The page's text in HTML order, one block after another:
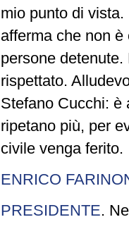
mio punto di
afferma che non
persone
rispettato.
Stefano Cucchi: è
ripetano più, per
civile venga ferito.
ENRICO
PRESIDENTE.